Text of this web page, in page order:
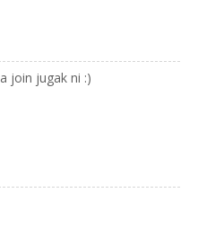
join jugak ni :)